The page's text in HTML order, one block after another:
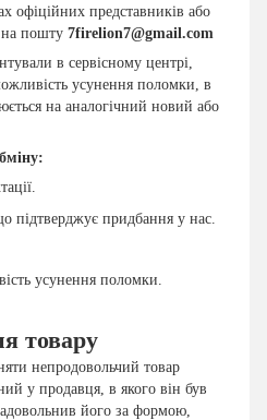
офіційних представників або
на пошту 7firelion7@gmail.com
в сервісному центрі,
усунення поломки, в
на аналогічний новий або
підтверджує придбання у нас.
усунення поломки.
товару
непродовольчий товар
у продавця, в якого він був
його за формою,